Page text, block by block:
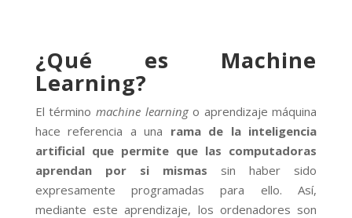
¿Qué es Machine
Learning?
El término machine learningo aprendizaje máquina
hace referencia a una rama de la inteligencia
artificial que permite que las computadoras
aprendan por si mismas sin haber sido
expresamente programadas para ello. Así,
mediante este aprendizaje, los ordenadores son